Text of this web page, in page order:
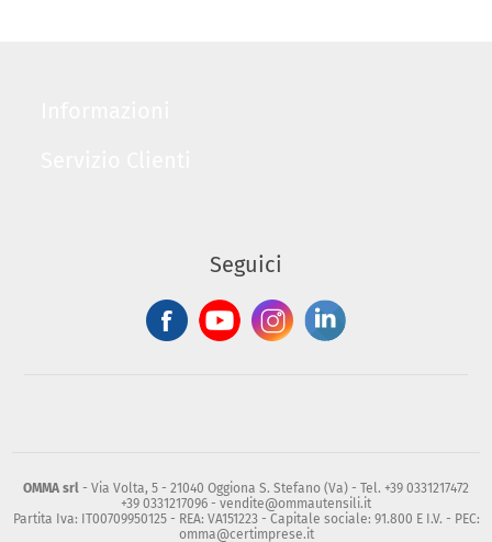
Seguici
OMMA srl - Via Volta, 5 - 21040 Oggiona S. Stefano (Va) - Tel. +39 0331217472
+39 0331217096 - vendite@ommautensili.it
Partita Iva: IT00709950125 - REA: VA151223 - Capitale sociale: 91.800 E I.V. - PEC:
omma@certimprese.it